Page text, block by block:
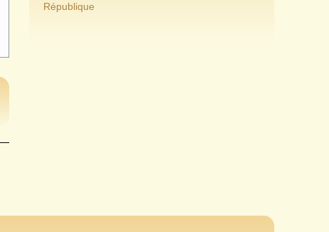
République